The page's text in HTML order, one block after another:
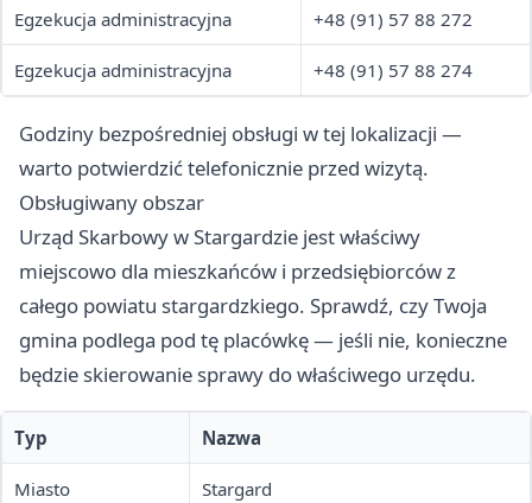
Egzekucja administracyjna +48 (91) 57 88 272
Egzekucja administracyjna +48 (91) 57 88 274
Godziny bezpośredniej obsługi w tej lokalizacji —
warto potwierdzić telefonicznie przed wizytą.
Obsługiwany obszar
Urząd Skarbowy w Stargardzie jest właściwy
miejscowo dla mieszkańców i przedsiębiorców z
całego powiatu stargardzkiego. Sprawdź, czy Twoja
gmina podlega pod tę placówkę — jeśli nie, konieczne
będzie skierowanie sprawy do właściwego urzędu.
Typ Nazwa
Miasto Stargard